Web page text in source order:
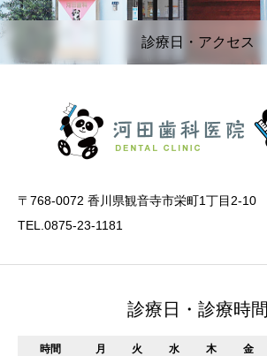
診療日・アクセス
〒768-0072 香川県観音寺市栄町1丁目2-10
TEL.0875-23-1181
診療日・診療時間
時間 月 火 水 木 金